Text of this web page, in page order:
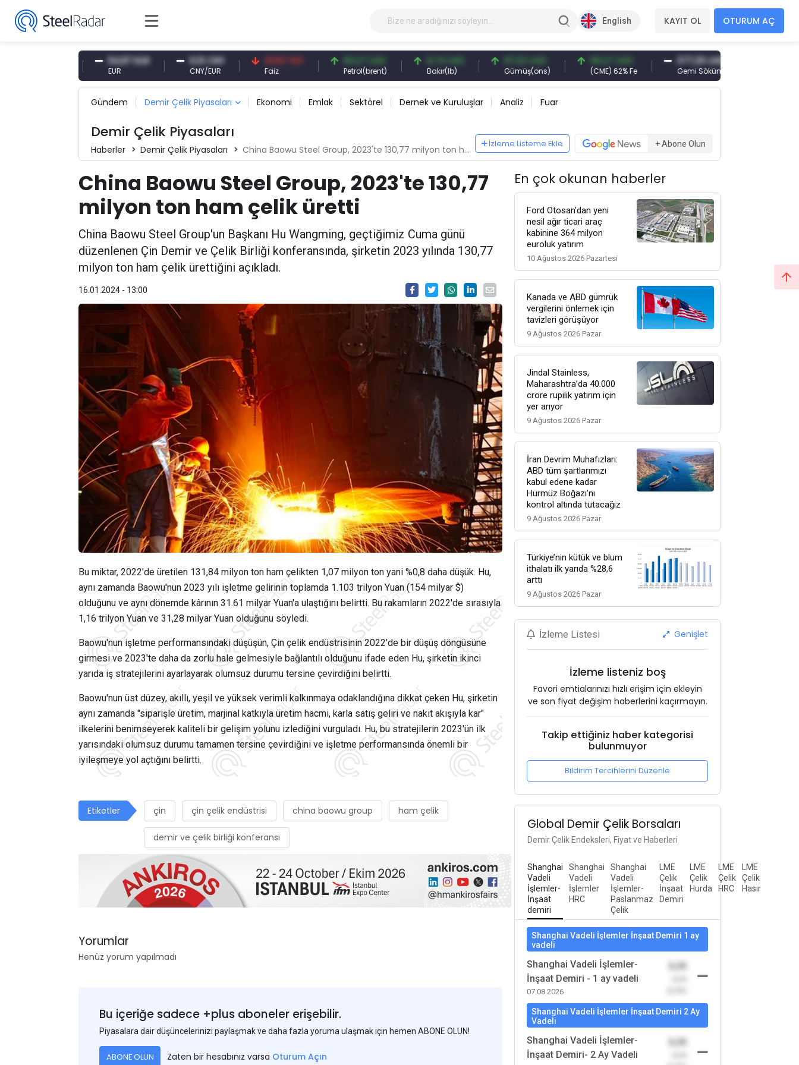
English KAYIT OL OTURUM AÇ
54,87 EUR 0,13 CNY
CNY/EUR
41,53 TRY 83,27 USD
Petrol(brent)
6,74 USD
Bakır(lb)
97,32 USD
Gümüş(ons)
96,27 USD
(CME) 62% Fe
377,25 USD
Gemi Söküm
Gündem Demir Çelik Piyasaları Ekonomi Emlak Sektörel Dernek ve Kuruluşlar Analiz Fuar
Demir Çelik Piyasaları
Haberler Demir Çelik Piyasaları China Baowu Steel Group, 2023'te 130,77 milyon ton ham çelik üretti
İzleme Listeme Ekle + Abone Olun
China Baowu Steel Group, 2023'te 130,77
milyon ton ham çelik üretti
China Baowu Steel Group'un Başkanı Hu Wangming, geçtiğimiz Cuma günü
düzenlenen Çin Demir ve Çelik Birliği konferansında, şirketin 2023 yılında 130,77
milyon ton ham çelik ürettiğini açıkladı.
16.01.2024 - 13:00
Bu miktar, 2022'de üretilen 131,84 milyon ton ham çelikten 1,07 milyon ton yani %0,8 daha düşük. Hu,
aynı zamanda Baowu'nun 2023 yılı işletme gelirinin toplamda 1.103 trilyon Yuan (154 milyar $)
olduğunu ve aynı dönemde kârının 31.61 milyar Yuan'a ulaştığını belirtti. Bu rakamların 2022'de sırasıyla
1,16 trilyon Yuan ve 31,28 milyar Yuan olduğunu söyledi.
Baowu'nun işletme performansındaki düşüşün, Çin çelik endüstrisinin 2022'de bir düşüş döngüsüne
girmesi ve 2023'te daha da zorlu hale gelmesiyle bağlantılı olduğunu ifade eden Hu, şirketin ikinci
yarıda iş stratejilerini ayarlayarak olumsuz durumu tersine çevirdiğini belirtti.
Baowu'nun üst düzey, akıllı, yeşil ve yüksek verimli kalkınmaya odaklandığına dikkat çeken Hu, şirketin
aynı zamanda "siparişle üretim, marjinal katkıyla üretim hacmi, karla satış geliri ve nakit akışıyla kar"
ilkelerini benimseyerek kaliteli bir gelişim yolunu izlediğini vurguladı. Hu, bu stratejilerin 2023'ün ilk
yarısındaki olumsuz durumu tamamen tersine çevirdiğini ve işletme performansında önemli bir
iyileşmeye yol açtığını belirtti.
Etiketler çin çin çelik endüstrisi china baowu group ham çelik
demir ve çelik birliği konferansı
Yorumlar
Henüz yorum yapılmadı
Bu içeriğe sadece +plus aboneler erişebilir.
Piyasalara dair düşüncelerinizi paylaşmak ve daha fazla yoruma ulaşmak için hemen ABONE OLUN!
ABONE OLUN Zaten bir hesabınız varsa Oturum Açın
En çok okunan haberler
Ford Otosan’dan yeni
nesil ağır ticari araç
kabinine 364 milyon
euroluk yatırım
10 Ağustos 2026 Pazartesi
Kanada ve ABD gümrük
vergilerini önlemek için
tavizleri görüşüyor
9 Ağustos 2026 Pazar
Jindal Stainless,
Maharashtra’da 40.000
crore rupilik yatırım için
yer arıyor
9 Ağustos 2026 Pazar
İran Devrim Muhafızları:
ABD tüm şartlarımızı
kabul edene kadar
Hürmüz Boğazı’nı
kontrol altında tutacağız
9 Ağustos 2026 Pazar
Türkiye’nin kütük ve blum
ithalatı ilk yarıda %28,6
arttı
9 Ağustos 2026 Pazar
İzleme Listesi Genişlet
İzleme listeniz boş
Favori emtialarınızı hızlı erişim için ekleyin
ve son fiyat değişim haberlerini kaçırmayın.
Takip ettiğiniz haber kategorisi
bulunmuyor
Bildirim Tercihlerini Düzenle
Global Demir Çelik Borsaları
Demir Çelik Endeksleri, Fiyat ve Haberleri
Shanghai
Vadeli
İşlemler-
İnşaat
demiri
Shanghai
Vadeli
İşlemler
HRC
Shanghai
Vadeli
İşlemler-
Paslanmaz
Çelik
LME
Çelik
İnşaat
Demiri
LME
Çelik
Hurda
LME
Çelik
HRC
LME
Çelik
Hasır
Shanghai Vadeli İşlemler İnşaat Demiri 1 ay
vadeli
Shanghai Vadeli İşlemler-
İnşaat Demiri - 1 ay vadeli
07.08.2026
0,00
Shanghai Vadeli İşlemler İnşaat Demiri 2 Ay
Vadeli
Shanghai Vadeli İşlemler-
İnşaat Demiri- 2 Ay Vadeli
0,00